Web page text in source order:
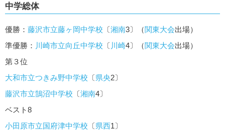
中学総体
優勝： 藤沢市立藤ヶ岡中学校 〔湘南3〕（関東大会出場）
準優勝： 川崎市立向丘中学校 〔 川崎4〕（関東大会出場）
第３位
大和市立つきみ野中学校 〔県央2〕
藤沢市立鵠沼中学校 〔湘南4〕
ベスト8
小田原市立国府津中学校 〔県西1〕